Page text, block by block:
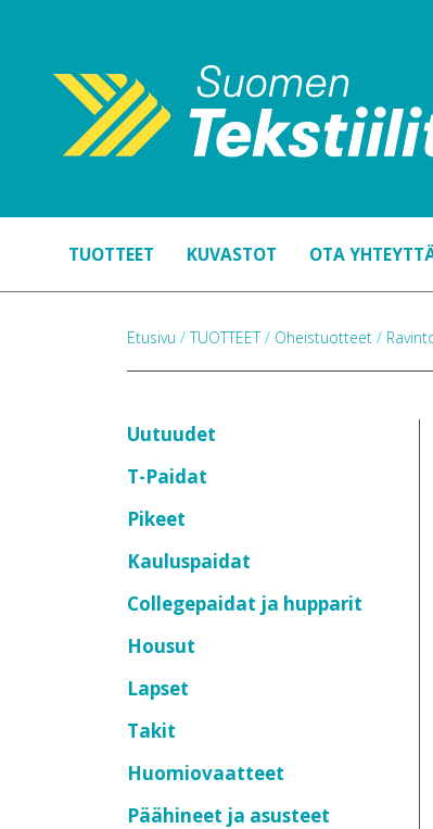
TUOTTEET KUVASTOT OTA
Etusivu /TUOTTEET/ Oheistuotteet /
Uutuudet
T-Paidat
Pikeet
Kauluspaidat
Collegepaidat ja hupparit
Housut
Lapset
Takit
Huomiovaatteet
Päähineet ja asusteet